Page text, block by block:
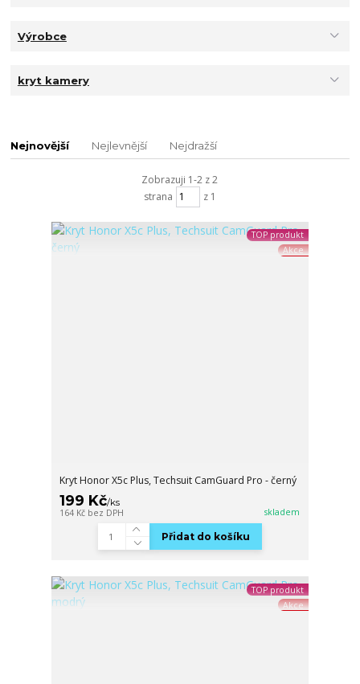
Výrobce
kryt kamery
Nejnovější Nejlevnější Nejdražší
Zobrazuji 1-2 z 2
strana
z 1
TOP produkt
Akce
Kryt Honor X5c Plus, Techsuit CamGuard Pro - černý
199 Kč/ks
164 Kč bez DPH skladem
Přidat do košíku
TOP produkt
Akce